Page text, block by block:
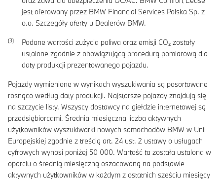
jest oferowany przez BMW Financial Services Polska Sp. z
o.o. Szczegóły oferty u Dealerów BMW.
Podane wartości zużycia paliwa oraz emisji CO₂ zostały
ustalone zgodnie z obowiązującą procedurą pomiarową dla
daty produkcji prezentowanego pojazdu.
Pojazdy wymienione w wynikach wyszukiwania są posortowane
rosnąco według daty produkcji. Najstarsze pojazdy znajdują się
na szczycie listy. Wszyscy dostawcy na giełdzie internetowej są
przedsiębiorcami. Średnia miesięczna liczba aktywnych
użytkowników wyszukiwarki nowych samochodów BMW w Unii
Europejskiej zgodnie z treścią art. 24 ust. 2 ustawy o usługach
cyfrowych wynosi poniżej 50 000. Wartość ta została ustalona w
oparciu o średnią miesięczną oszacowaną na podstawie
aktywnych użytkowników w każdym z ostatnich sześciu miesięcy